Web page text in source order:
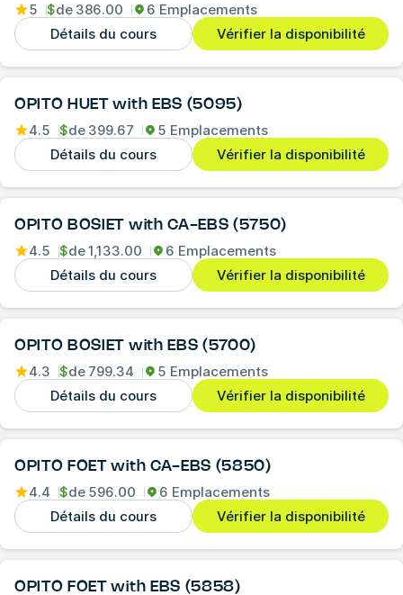
5 $de 386.00
6 Emplacements
Détails du cours
Vérifier la disponibilité
OPITO HUET with EBS (5095)
4.5 $de 399.67
5 Emplacements
Détails du cours
Vérifier la disponibilité
OPITO BOSIET with CA-EBS (5750)
4.5 $de1,133.00
6 Emplacements
Détails du cours
Vérifier la disponibilité
OPITO BOSIET with EBS (5700)
4.3 $de 799.34
5 Emplacements
Détails du cours
Vérifier la disponibilité
OPITO FOET with CA-EBS (5850)
4.4 $de 596.00
6 Emplacements
Détails du cours
Vérifier la disponibilité
OPITO FOET with EBS (5858)